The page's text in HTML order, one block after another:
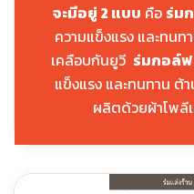
จะมีอยู่ 2 แบบ คือ ร่ม
ความแข็งแรง และทน
เคลือบกันยูวี ร่มกอล์ฟ
แข็งแรง และทนทาน ต้
ผลิตด้วยผ้าโพลี